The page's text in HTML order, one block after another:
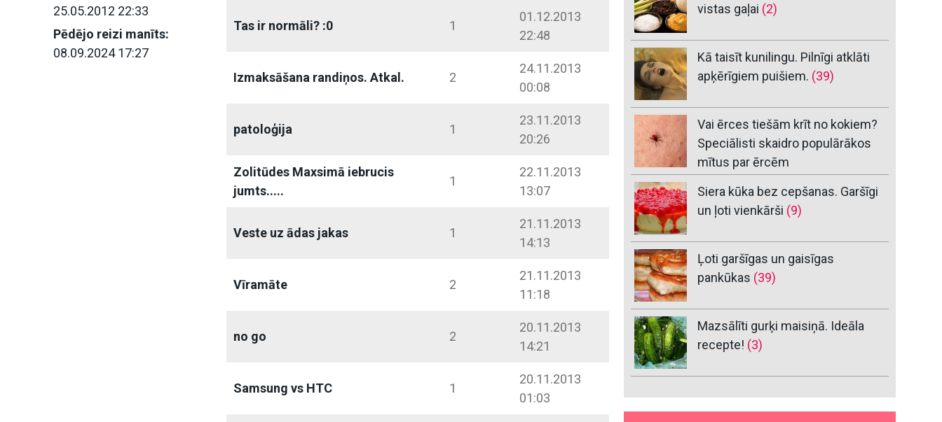
25.05.2012 22:33
Pēdējo reizi manīts:
08.09.2024 17:27
Tas ir normāli? :0 1
01.12.2013
22:48
Izmaksāšana randiņos. Atkal. 2
24.11.2013
00:08
patoloģija 1
23.11.2013
20:26
Zolitūdes Maxsimā iebrucis
jumts.....
1
22.11.2013
13:07
Veste uz ādas jakas 1
21.11.2013
14:13
Vīramāte 2
21.11.2013
11:18
no go 2
20.11.2013
14:21
Samsung vs HTC 1
20.11.2013
01:03
vistas gaļai (2)
Kā taisīt kunilingu. Pilnīgi atklāti
apķērīgiem puišiem. (39)
Vai ērces tiešām krīt no kokiem?
Speciālisti skaidro populārākos
mītus par ērcēm
Siera kūka bez cepšanas. Garšīgi
un ļoti vienkārši (9)
Ļoti garšīgas un gaisīgas
pankūkas (39)
Mazsālīti gurķi maisiņā. Ideāla
recepte! (3)